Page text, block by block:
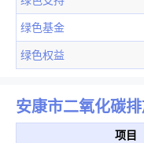
绿色基金
绿色权益
安康市二氧化碳
项目